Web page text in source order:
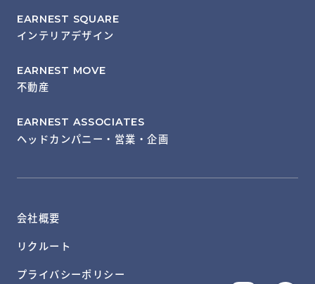
EARNEST SQUARE
インテリアデザイン
EARNEST MOVE
不動産
EARNEST ASSOCIATES
ヘッドカンパニー・営業・企画
会社概要
リクルート
プライバシーポリシー